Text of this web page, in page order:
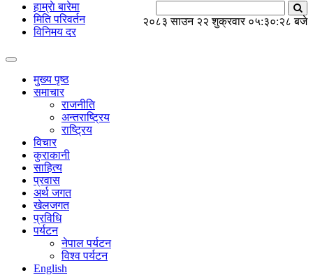
२०८३ साउन २२ शुक्रवार ०५:३०:२९ बजे
हाम्राे बारेमा
मिति परिवर्तन
विनिमय दर
मुख्य पृष्ठ
समाचार
राजनीति
अन्तराष्ट्रिय
राष्ट्रिय
विचार
कुराकानी
साहित्य
प्रवास
अर्थ जगत
खेलजगत
प्रविधि
पर्यटन
नेपाल पर्यटन
विश्व पर्यटन
English